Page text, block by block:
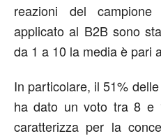
reazioni del
applicato al B2B sono
da 1 a 10 la media è pari
In particolare, il 51%
ha dato un voto tra 8 e
caratterizza per la